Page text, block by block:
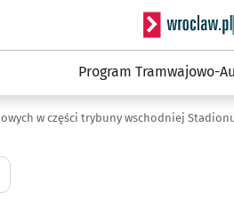
Serwis
Program Tramwajowo-